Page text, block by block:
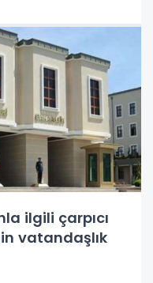
ilgili çarpıcı
vatandaşlık